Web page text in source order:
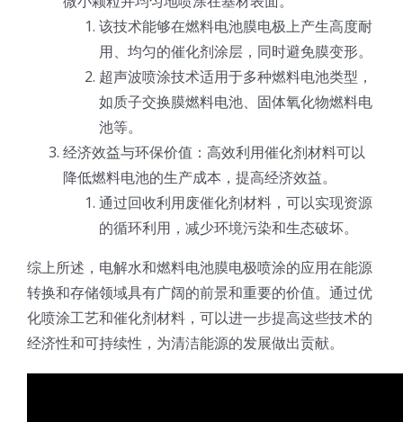
该技术能够在燃料电池膜电极上产生高度耐
用、均匀的催化剂涂层，同时避免膜变形。
超声波喷涂技术适用于多种燃料电池类型，
如质子交换膜燃料电池、固体氧化物燃料电
池等。
经济效益与环保价值：高效利用催化剂材料可以
降低燃料电池的生产成本，提高经济效益。
通过回收利用废催化剂材料，可以实现资源
的循环利用，减少环境污染和生态破坏。
综上所述，电解水和燃料电池膜电极喷涂的应用在能源
转换和存储领域具有广阔的前景和重要的价值。通过优
化喷涂工艺和催化剂材料，可以进一步提高这些技术的
经济性和可持续性，为清洁能源的发展做出贡献。